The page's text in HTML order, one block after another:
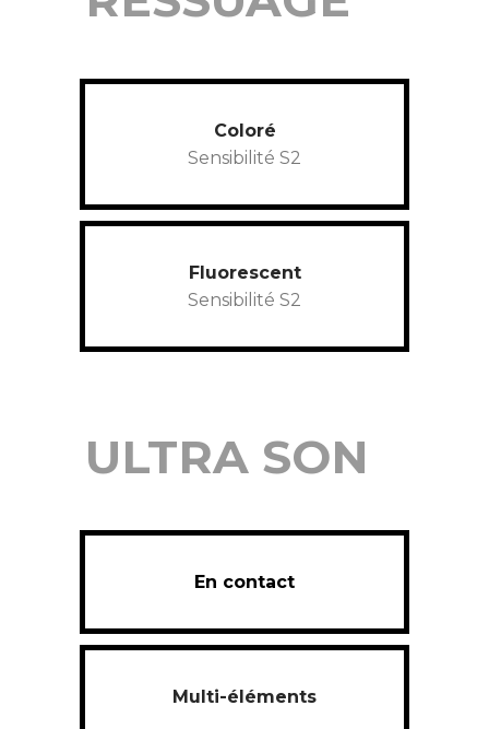
Coloré
Sensibilité S2
Fluorescent
Sensibilité S2
ULTRA SON
En contact
Multi-éléments